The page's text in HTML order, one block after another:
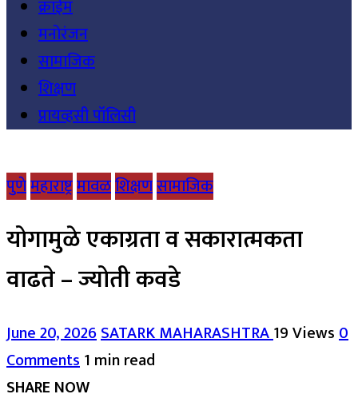
क्राईम
मनोरंजन
सामाजिक
शिक्षण
प्रायव्हसी पॉलिसी
पुणेमहाराष्ट्रमावळशिक्षणसामाजिक
योगामुळे एकाग्रता व सकारात्मकता
वाढते – ज्योती कवडे
June 20, 2026SATARK MAHARASHTRA19 Views0
Comments1 min read
SHARE NOW